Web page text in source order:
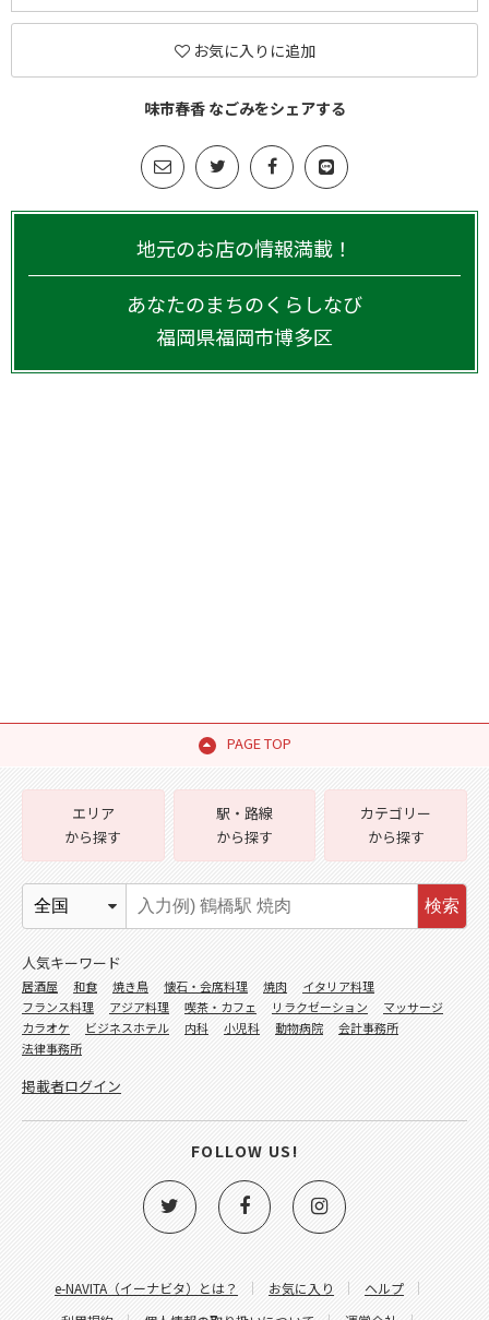
お気に入りに追加
味市春香 なごみをシェアする
地元のお店の情報満載！
あなたのまちのくらしなび
福岡県福岡市博多区
PAGE TOP
e-NAVITA（イーナビタ）とは？ お気に入り
ヘルプ
エリア
から探す
駅・路線
から探す
カテゴリー
から探す
検索
人気キーワード
居酒屋 和食 焼き鳥 懐石・会席料理 焼肉
イタリア料理
フランス料理
アジア料理 喫茶・カフェ リラクゼーション
マッサージ
カラオケ
ビジネスホテル 内科 小児科 動物病院
会計事務所
法律事務所
掲載者ログイン
FOLLOW US!